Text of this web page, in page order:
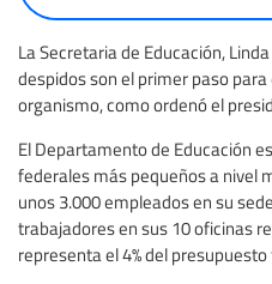
La Secretaria de Educación,
despidos son el primer paso
organismo, como ordenó el
El Departamento de Educación
federales más pequeños a nivel
unos 3.000 empleados en su
trabajadores en sus 10 oficinas
representa el 4% del